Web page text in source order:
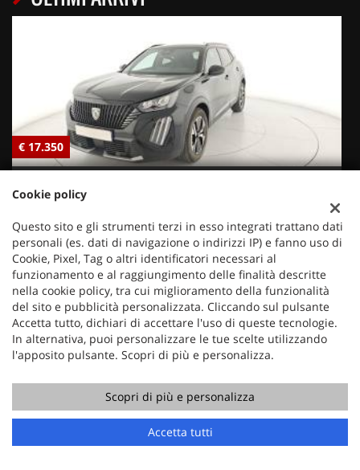
Contatta un consulente
€ 17.350
2008 PureTech 100 S&S Allure
Cookie policy
Questo sito e gli strumenti terzi in esso integrati trattano dati
personali (es. dati di navigazione o indirizzi IP) e fanno uso di
Cookie, Pixel, Tag o altri identificatori necessari al
funzionamento e al raggiungimento delle finalità descritte
nella cookie policy, tra cui miglioramento della funzionalità
del sito e pubblicità personalizzata. Cliccando sul pulsante
Accetta tutto, dichiari di accettare l'uso di queste tecnologie.
In alternativa, puoi personalizzare le tue scelte utilizzando
l'apposito pulsante. Scopri di più e personalizza.
Scopri di più e personalizza
Accetta tutti